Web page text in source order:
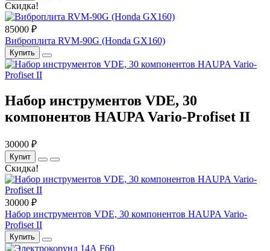
Скидка!
85000 ₽
Виброплита RVM-90G (Honda GX160)
Купить
Набор инструментов VDE, 30
компонентов HAUPA Vario-Profiset II
30000 ₽
Купит
Скидка!
30000 ₽
Набор инструментов VDE, 30 компонентов HAUPA Vario-
Profiset II
Купить